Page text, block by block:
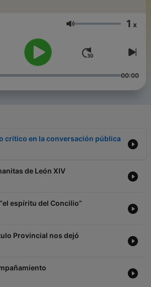
Volumen 1 x
00:00
crítico en la conversación pública
de León XIV
espíritu del Concilio”
Provincial nos dejó